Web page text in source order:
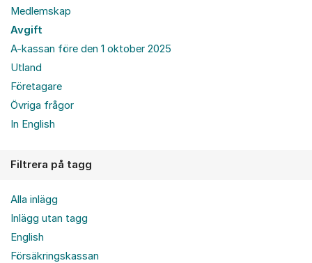
Medlemskap
Avgift
A-kassan före den 1 oktober 2025
Utland
Företagare
Övriga frågor
In English
Filtrera på tagg
Alla inlägg
Inlägg utan tagg
English
Försäkringskassan